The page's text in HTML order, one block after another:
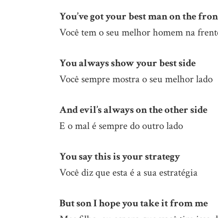
You’ve got your best man on the
Você tem o seu melhor homem na
You always show your best side
Você sempre mostra o seu melhor lado
And evil’s always on the other side
E o mal é sempre do outro lado
You say this is your strategy
Você diz que esta é a sua estratégia
But son I hope you take it from me